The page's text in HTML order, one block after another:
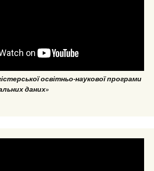
освітньо-наукової програми
даних»